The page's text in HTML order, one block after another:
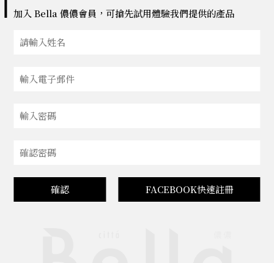
加入 Bella 儂儂會員，可搶先試用體驗我們提供的產品
確認 FACEBOOK快速註冊